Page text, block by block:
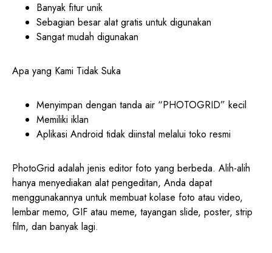
Banyak fitur unik
Sebagian besar alat gratis untuk digunakan
Sangat mudah digunakan
Apa yang Kami Tidak Suka
Menyimpan dengan tanda air “PHOTOGRID” kecil
Memiliki iklan
Aplikasi Android tidak diinstal melalui toko resmi
PhotoGrid adalah jenis editor foto yang berbeda. Alih-alih
hanya menyediakan alat pengeditan, Anda dapat
menggunakannya untuk membuat kolase foto atau video,
lembar memo, GIF atau meme, tayangan slide, poster, strip
film, dan banyak lagi.